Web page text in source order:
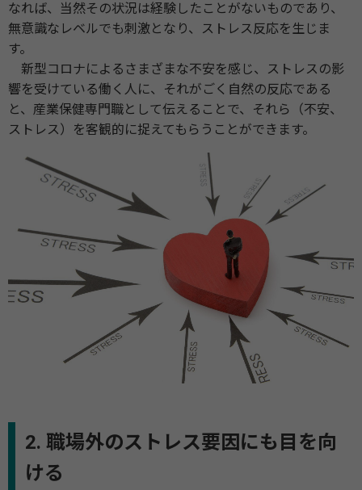
なれば、当然その状況は経験したことがないものであり、
無意識なレベルでも刺激となり、ストレス反応を生じま
す。
新型コロナによるさまざまな不安を感じ、ストレスの影
響を受けている働く人に、それがごく自然の反応である
と、産業保健専門職として伝えることで、それら（不安、
ストレス）を客観的に捉えてもらうことができます。
2. 職場外のストレス要因にも目を向
ける